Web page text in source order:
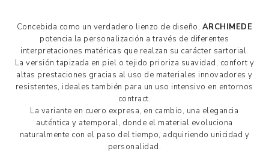
Concebida como un verdadero lienzo de diseño, ARCHIMEDE
potencia la personalización a través de diferentes
interpretaciones matéricas que realzan su carácter sartorial.
La versión tapizada en piel o tejido prioriza suavidad, confort y
altas prestaciones gracias al uso de materiales innovadores y
resistentes, ideales también para un uso intensivo en entornos
contract.
La variante en cuero expresa, en cambio, una elegancia
auténtica y atemporal, donde el material evoluciona
naturalmente con el paso del tiempo, adquiriendo unicidad y
personalidad.